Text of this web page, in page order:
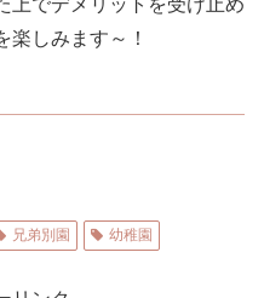
楽しみます～！
兄弟別園 幼稚園